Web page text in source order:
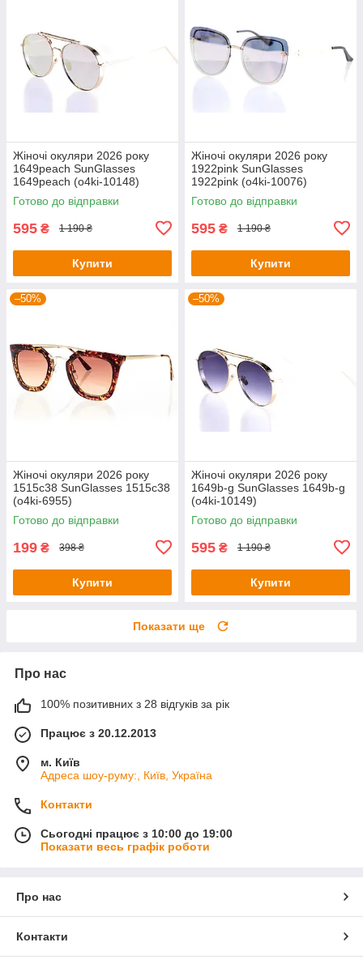
Жіночі окуляри 2026 року
1649peach SunGlasses
1649peach (o4ki-10148)
Готово до відправки
595 ₴ 1 190 ₴
Купити
Жіночі окуляри 2026 року
1922pink SunGlasses
1922pink (o4ki-10076)
Готово до відправки
595 ₴ 1 190 ₴
Купити
–50%
Жіночі окуляри 2026 року
1515c38 SunGlasses 1515c38
(o4ki-6955)
Готово до відправки
199 ₴ 398 ₴
Купити
–50%
Жіночі окуляри 2026 року
1649b-g SunGlasses 1649b-g
(o4ki-10149)
Готово до відправки
595 ₴ 1 190 ₴
Купити
Показати ще
Про нас
100% позитивних з 28 відгуків за рік
Працює з 20.12.2013
м. Київ
Адреса шоу-руму:, Київ, Україна
Контакти
Сьогодні працює з 10:00 до 19:00
Показати весь графік роботи
Про нас
Контакти